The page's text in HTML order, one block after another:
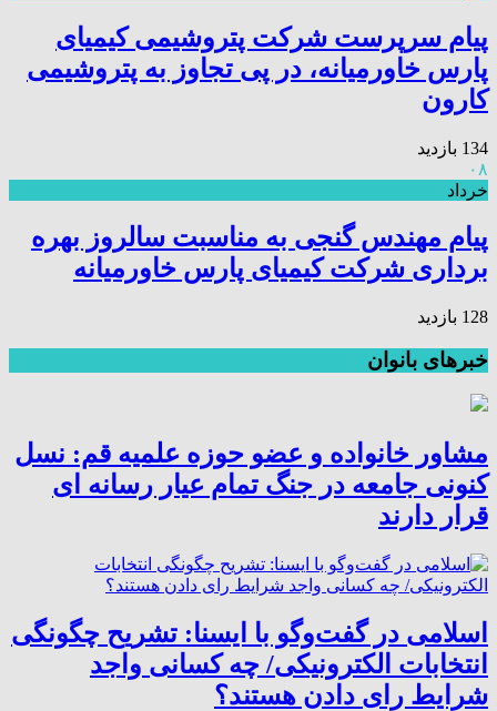
پیام سرپرست شرکت پتروشیمی کیمیای
پارس خاورمیانه، در پی تجاوز به پتروشیمی
کارون
134 بازدید
۰۸
خرداد
پیام مهندس گنجی به مناسبت سالروز بهره
برداری شرکت کیمیای پارس خاورمیانه
128 بازدید
خبرهای بانوان
مشاور خانواده و عضو حوزه علمیه قم: نسل
کنونی جامعه در جنگ تمام عیار رسانه ای
قرار دارند
اسلامی در گفت‌وگو با ایسنا: تشریح چگونگی
انتخابات الکترونیکی/ چه کسانی واجد
شرایط رای دادن هستند؟